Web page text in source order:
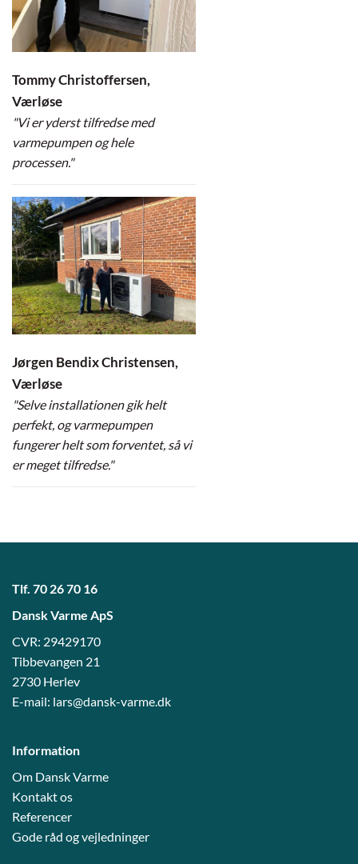
Tommy Christoffersen,
Værløse
"Vi er yderst tilfredse med
varmepumpen og hele
processen."
Jørgen Bendix Christensen,
Værløse
"Selve installationen gik helt
perfekt, og varmepumpen
fungerer helt som forventet, så vi
er meget tilfredse."
Tlf. 70 26 70 16
Dansk Varme ApS
CVR: 29429170
Tibbevangen 21
2730 Herlev
E-mail: lars@dansk-varme.dk
Information
Om Dansk Varme
Kontakt os
Referencer
Gode råd og vejledninger